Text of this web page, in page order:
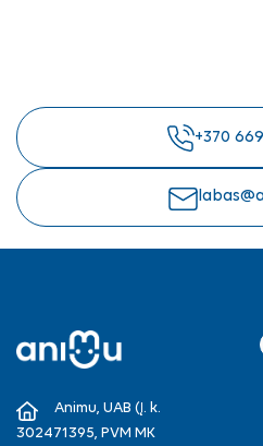
+370
Animu, UAB (Į. k.
302471395, PVM MK